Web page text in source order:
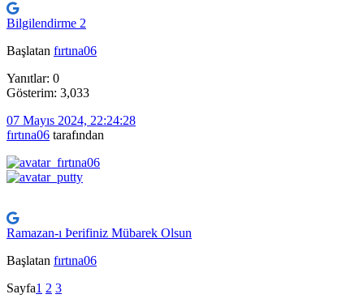
Bilgilendirme 2
Başlatan fırtına06
Yanıtlar: 0
Gösterim: 3,033
07 Mayıs 2024, 22:24:28
fırtına06 tarafından
Ramazan-ı Þerifiniz Mübarek Olsun
Başlatan fırtına06
Sayfa1 2 3